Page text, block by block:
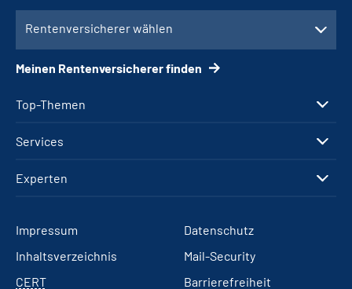
Top-Themen
Services
Experten
Rentenversicherer wählen
Meinen Rentenversicherer finden
Impressum
Datenschutz
Inhaltsverzeichnis
Mail-Security
CERT
Barrierefreiheit